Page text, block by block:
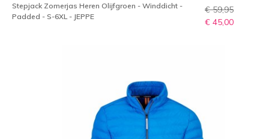
Stepjack Zomerjas Heren Olijfgroen - Winddicht -
Padded - S-6XL - JEPPE
€ 59,95
€ 45,00